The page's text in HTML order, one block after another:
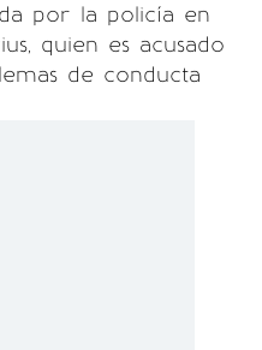
por la policía en
quien es acusado
de conducta